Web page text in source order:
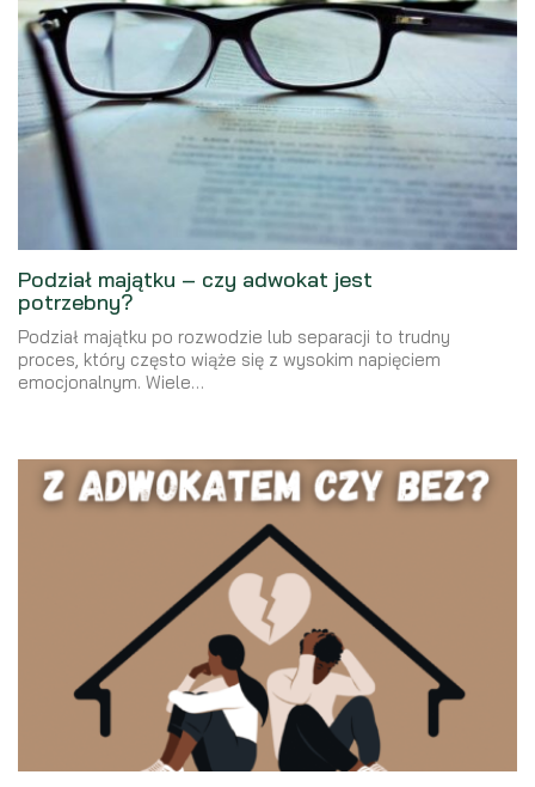
Podział majątku – czy adwokat jest
potrzebny?
Podział majątku po rozwodzie lub separacji to trudny
proces, który często wiąże się z wysokim napięciem
emocjonalnym. Wiele…